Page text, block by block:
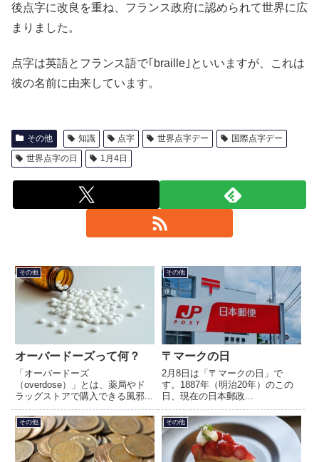
後点字に改良を重ね、フランス政府に認められて世界に広
まりました。
点字は英語とフランス語で｢braille｣といいますが、これは
彼の名前に由来しています。
その他 知識 点字 世界点字デー
国際点字デー
世界点字の日
1月4日
その他
オーバードーズって何？
「オーバードーズ
（overdose）」とは、薬局やド
ラッグストアで購入できる風邪...
その他
〒マークの日
2月8日は「〒マークの日」で
す。1887年（明治20年）のこの
日、現在の日本郵政...
その他 その他